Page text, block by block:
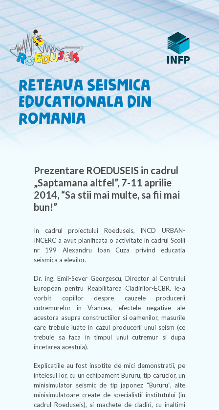
Reteaua Seismica
Educationala din
Romania
Prezentare ROEDUSEIS in cadrul
„Saptamana altfel”, 7-11 aprilie
2014, “Sa stii mai multe, sa fii mai
bun!”
In cadrul proiectului Roeduseis, INCD URBAN-
INCERC a avut planificata o activitate in cadrul Scolii
nr 199 Alexandru Ioan Cuza privind educatia
seismica a elevilor.
Dr. ing. Emil-Sever Georgescu, Director al Centrului
European pentru Reabilitarea Cladirilor-ECBR, le-a
vorbit copiilor despre cauzele producerii
cutremurelor in Vrancea, efectele negative ale
acestora asupra constructiilor si oamenilor, masurile
care trebuie luate in cazul producerii unui seism (ce
trebuie sa faca in timpul unui cutremur si dupa
incetarea acestuia).
Explicatiile au fost insotite de mici demonstratii, pe
intelesul lor, cu un echipament Bururu, tip carucior, un
minisimulator seismic de tip japonez “Bururu”, alte
minisimulatoare create de specialistii institutului (in
cadrul Roeduseis), si machete de cladiri, cu inaltimi